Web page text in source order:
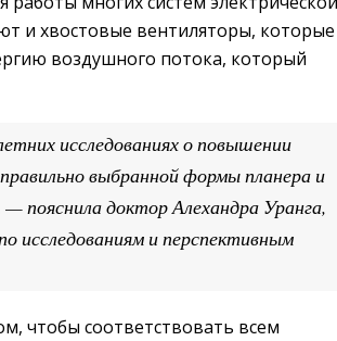
и хвостовые вентиляторы, которые
воздушного потока, который
исследованиях о повышении
выбранной формы планера и
пояснила доктор Алехандра Уранга,
исследованиям и перспективным
чтобы соответствовать всем